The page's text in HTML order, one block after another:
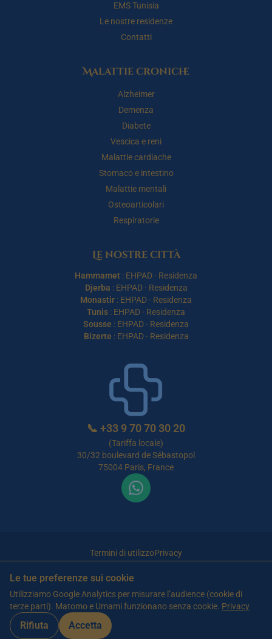
EMS Tunisia
Le nostre residenze
Contatti
Malattie croniche
Alzheimer
Demenza
Diabete
Vescica e reni
Malattie cardiache
Stomaco e intestino
Malattie mentali
Osteoarticolari
Respiratorie
Le nostre città
Hammamet : EHPAD · Residenza
Djerba : EHPAD· Residenza
Monastir : EHPAD · Residenza
Tunis : EHPAD · Residenza
Sousse : EHPAD · Residenza
Bizerte : EHPAD· Residenza
📞 +33 9 70 70 30 20
(Tariffa locale)
30/32 boulevard de Sébastopol
75004 Paris, France
Termini di utilizzoPrivacy
Articolo scritto da Farès Bouslama, Presidente di SILVER RESORTS
Aggiornato il 13 giugno 2026
WhatsApp
Le tue preferenze sui cookie
Utilizziamo Google Analytics per misurare l’audience (cookie di
terze parti). Matomo e Umami funzionano senza cookie. Privacy
Rifiuta Accetta